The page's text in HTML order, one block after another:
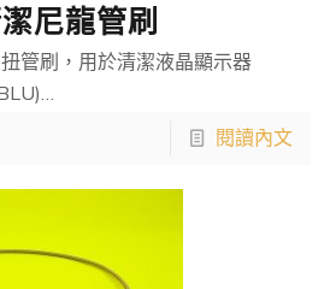
尼龍管刷
管刷，用於清潔液晶顯示器
閱讀內文